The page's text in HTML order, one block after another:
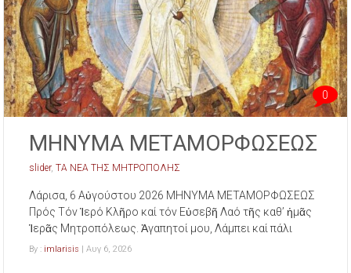
0
ΜΗΝΥΜΑ ΜΕΤΑΜΟΡΦΩΣΕΩΣ
slider,ΤΑ ΝΕΑ ΤΗΣ ΜΗΤΡΟΠΟΛΗΣ
Λάρισα, 6 Αὐγούστου 2026 ΜΗΝΥΜΑ ΜΕΤΑΜΟΡΦΩΣΕΩΣ
Πρός Τόν Ἱερό Κλῆρο καί τόν Εὐσεβῆ Λαό τῆς καθ’ ἡμᾶς
Ἱερᾶς Μητροπόλεως. Ἀγαπητοί μου, Λάμπει καί πάλι
By : imlarisis | Αυγ 6, 2026